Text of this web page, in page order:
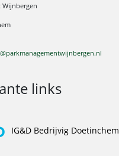
Wijnbergen
links
IG&D Bedrijvig Doetinchem